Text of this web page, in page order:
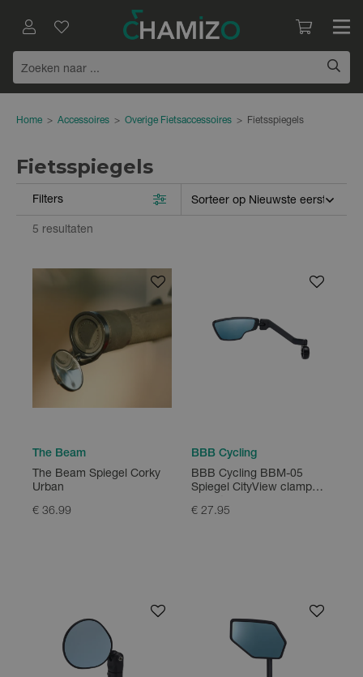
Home > Accessoires > Overige Fietsaccessoires > Fietsspiegels
Fietsspiegels
Filters
5 resultaten
The Beam
The Beam Spiegel Corky
Urban
€ 36.99
BBB Cycling
BBB Cycling BBM-05
Spiegel CityView clamp
€ 27.95